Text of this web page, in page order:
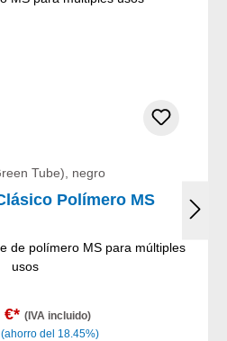
Tube), negro
Polímero MS
de polímero MS para múltiples
usos
€* (IVA incluido)
(ahorro del 18.45%)